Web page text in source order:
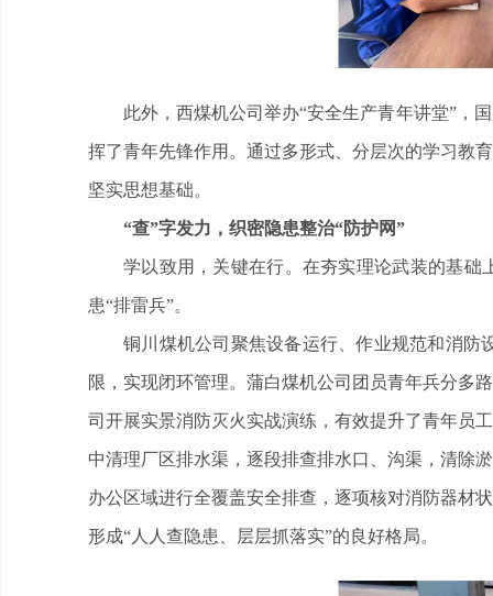
此外，西煤机公司举办“安全生产青年讲堂”，
挥了青年先锋作用。通过多形式、分层次的学习教
坚实思想基础。
“查”字发力，织密隐患整治“防护网”
学以致用，关键在行。在夯实理论武装的基础
患“排雷兵”。
铜川煤机公司聚焦设备运行、作业规范和消防
限，实现闭环管理。蒲白煤机公司团员青年兵分多
司开展实景消防灭火实战演练，有效提升了青年员
中清理厂区排水渠，逐段排查排水口、沟渠，清除
办公区域进行全覆盖安全排查，逐项核对消防器材
形成“人人查隐患、层层抓落实”的良好格局。